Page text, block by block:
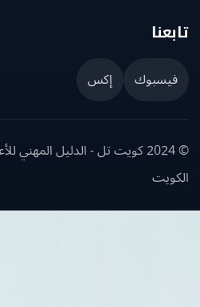
إكس
© 2024 كويت تل - الدليل المهني